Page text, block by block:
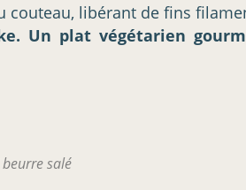
libérant de fins
Un plat végétarien
salé